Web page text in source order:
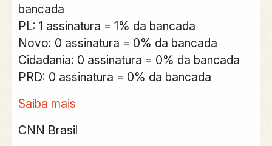
bancada
PL: 1 assinatura = 1% da bancada
Novo: 0 assinatura = 0% da bancada
Cidadania: 0 assinatura = 0% da bancada
PRD: 0 assinatura = 0% da bancada
Saiba mais
CNN Brasil